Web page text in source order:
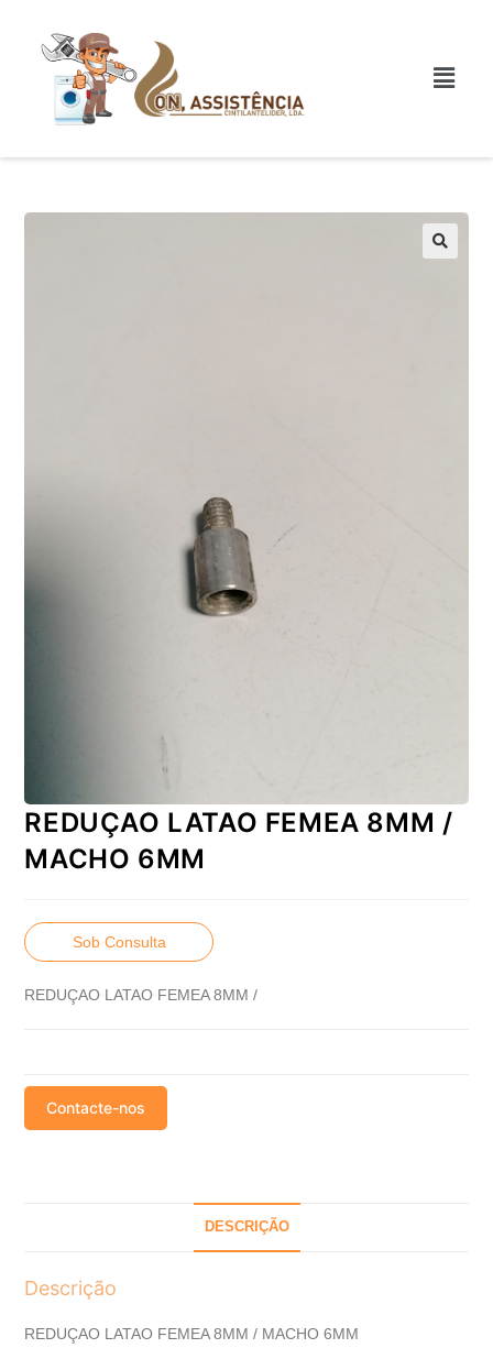
REDUÇAO LATAO FEMEA 8MM /
MACHO 6MM
Sob Consulta
REDUÇAO LATAO FEMEA 8MM /
Contacte-nos
DESCRIÇÃO
Descrição
REDUÇAO LATAO FEMEA 8MM / MACHO 6MM